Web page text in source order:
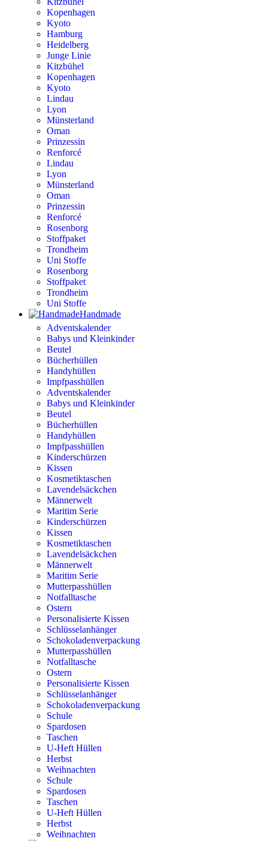
Kopenhagen
Kyoto
Hamburg
Heidelberg
Junge Linie
Kitzbühel
Kopenhagen
Kyoto
Lindau
Lyon
Münsterland
Oman
Prinzessin
Renforcé
Lindau
Lyon
Münsterland
Oman
Prinzessin
Renforcé
Rosenborg
Stoffpaket
Trondheim
Uni Stoffe
Rosenborg
Stoffpaket
Trondheim
Uni Stoffe
Handmade
Adventskalender
Babys und Kleinkinder
Beutel
Bücherhüllen
Handyhüllen
Impfpasshüllen
Adventskalender
Babys und Kleinkinder
Beutel
Bücherhüllen
Handyhüllen
Impfpasshüllen
Kinderschürzen
Kissen
Kosmetiktaschen
Lavendelsäckchen
Männerwelt
Maritim Serie
Kinderschürzen
Kissen
Kosmetiktaschen
Lavendelsäckchen
Männerwelt
Maritim Serie
Mutterpasshüllen
Notfalltasche
Ostern
Personalisierte Kissen
Schlüsselanhänger
Schokoladenverpackung
Mutterpasshüllen
Notfalltasche
Ostern
Personalisierte Kissen
Schlüsselanhänger
Schokoladenverpackung
Schule
Spardosen
Taschen
U-Heft Hüllen
Herbst
Weihnachten
Schule
Spardosen
Taschen
U-Heft Hüllen
Herbst
Weihnachten